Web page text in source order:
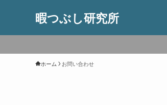
暇つぶし研究所
ホーム お問い合わせ